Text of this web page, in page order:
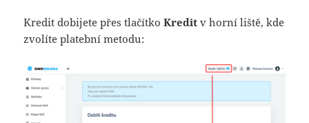
Kredit dobijete přes tlačítkoKredit v horní liště, kde
zvolíte platební metodu: